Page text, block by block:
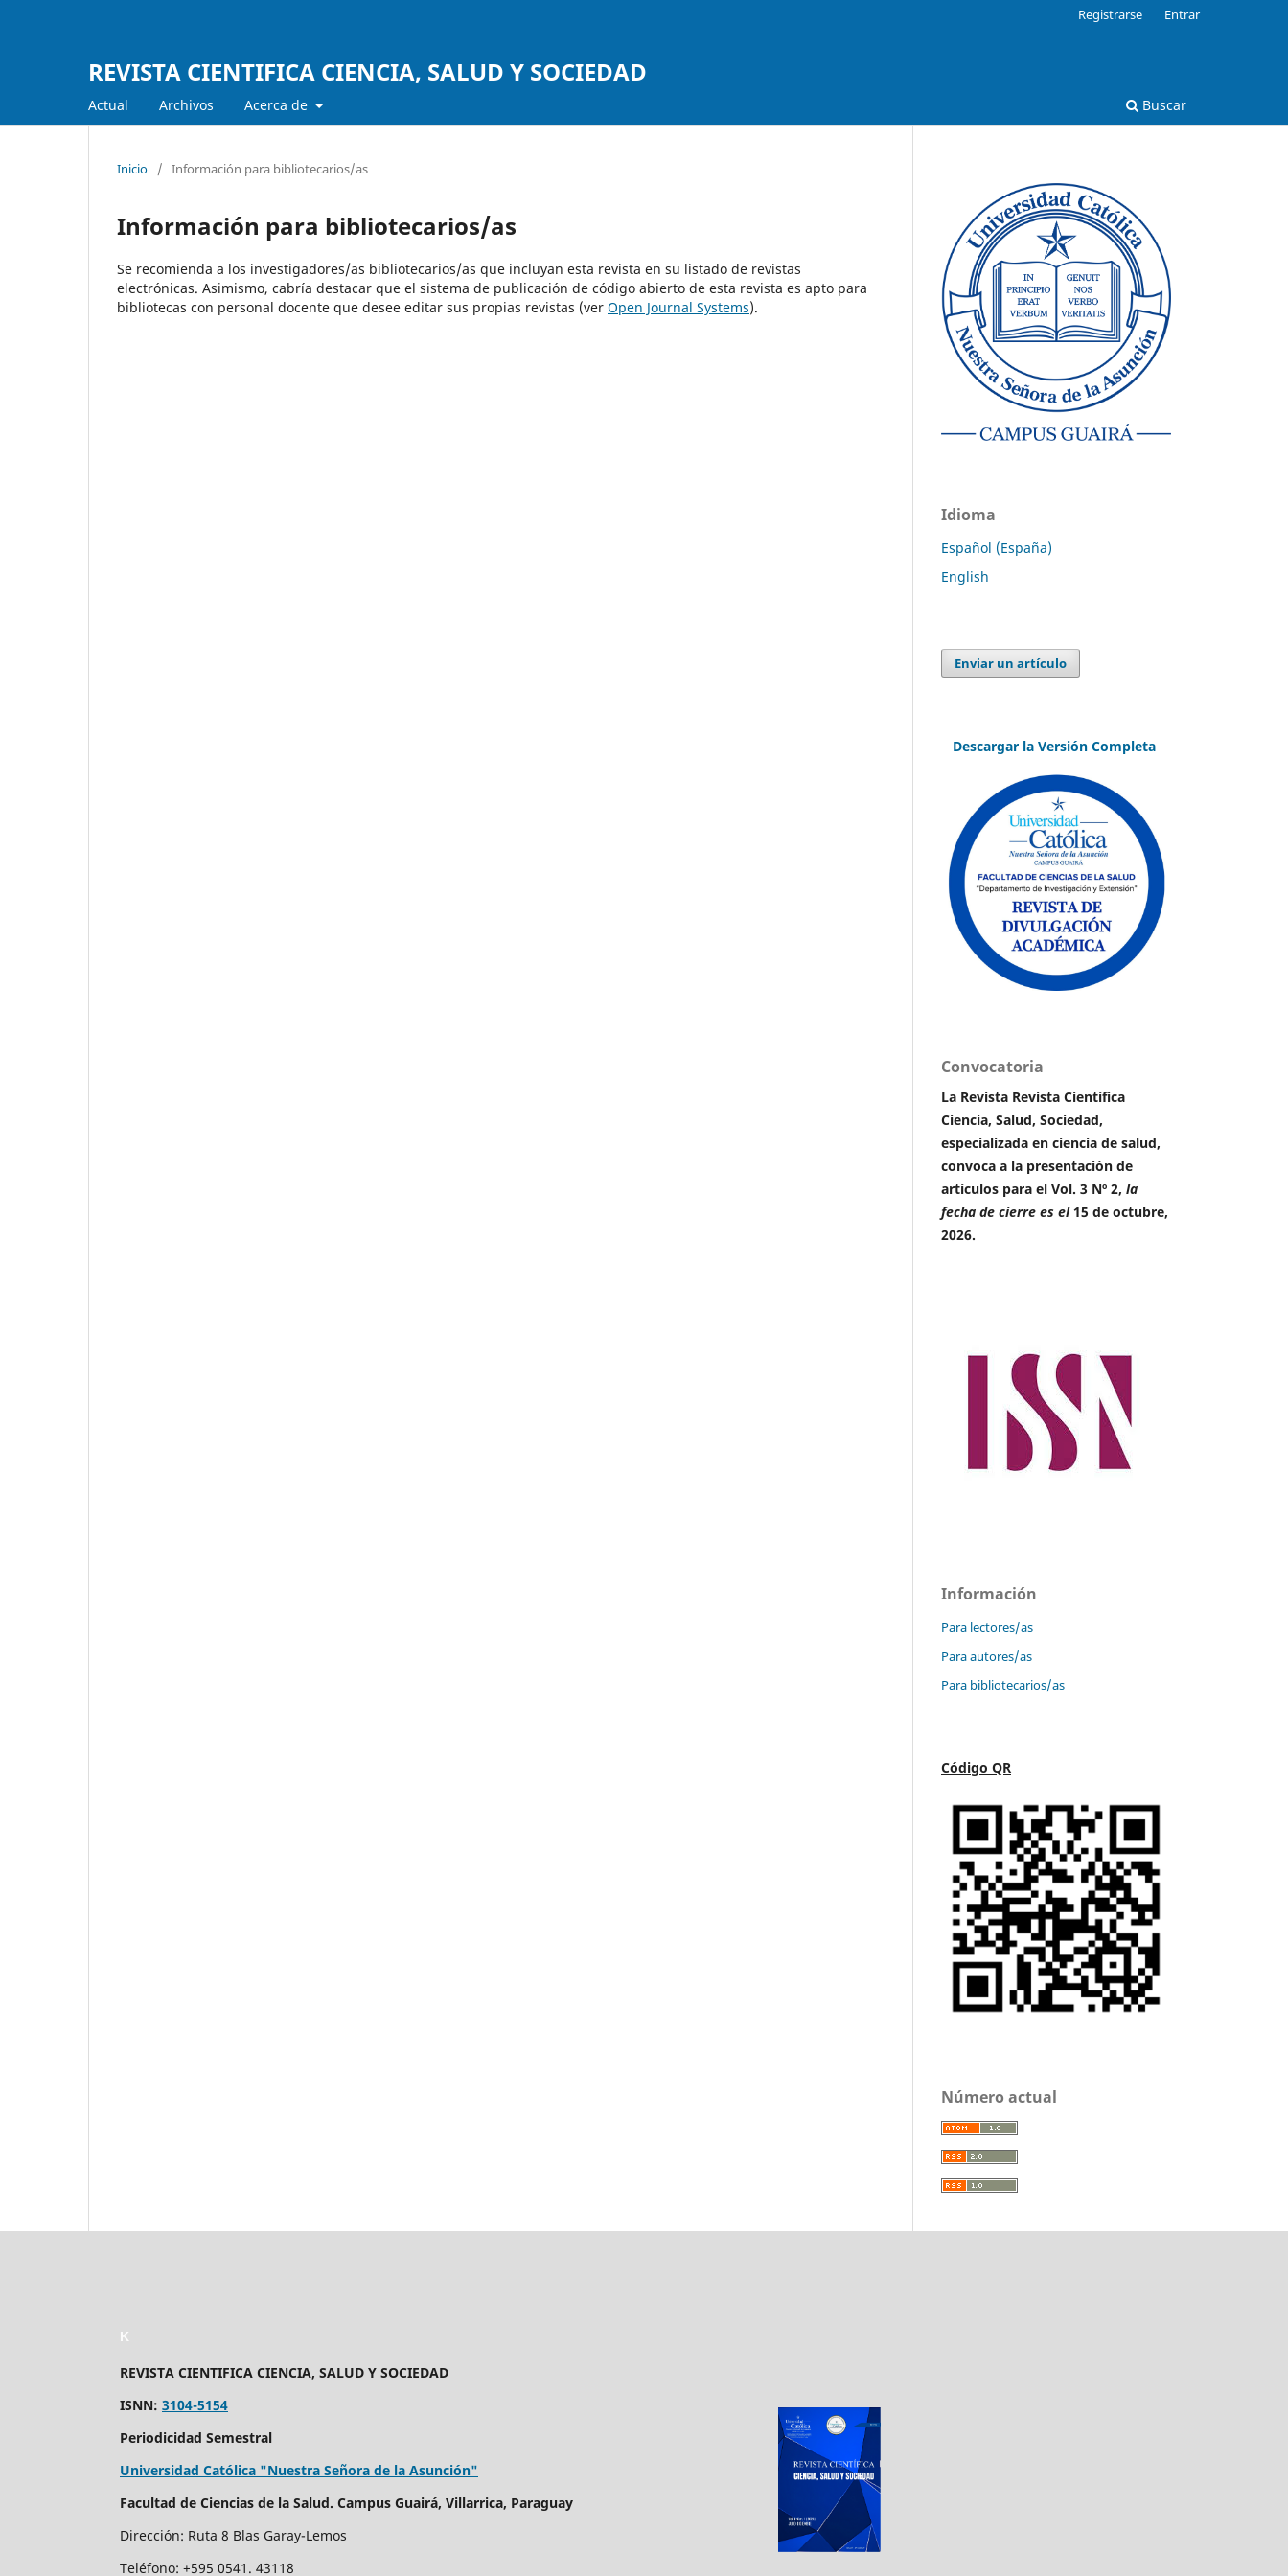
REVISTA CIENTIFICA CIENCIA, SALUD Y SOCIEDAD
Actual Archivos Acerca de Buscar
Registrarse Entrar
Inicio / Información para bibliotecarios/as
Información para bibliotecarios/as
Se recomienda a los investigadores/as bibliotecarios/as que incluyan esta revista en su listado de revistas
electrónicas. Asimismo, cabría destacar que el sistema de publicación de código abierto de esta revista es apto para
bibliotecas con personal docente que desee editar sus propias revistas (ver Open Journal Systems).
Idioma
Español (España)
English
Enviar un artículo
Descargar la Versión Completa
Convocatoria
La Revista Revista Científica
Ciencia, Salud, Sociedad,
especializada en ciencia de salud,
convoca a la presentación de
artículos para el Vol. 3 Nº 2, la
fecha de cierre es el15 de octubre,
2026.
Información
Para lectores/as
Para autores/as
Para bibliotecarios/as
Código QR
Número actual
K
REVISTA CIENTIFICA CIENCIA, SALUD Y SOCIEDAD
ISNN: 3104-5154
Periodicidad Semestral
Universidad Católica "Nuestra Señora de la Asunción"
Facultad de Ciencias de la Salud. Campus Guairá, Villarrica, Paraguay
Dirección: Ruta 8 Blas Garay-Lemos
Teléfono: +595 0541. 43118